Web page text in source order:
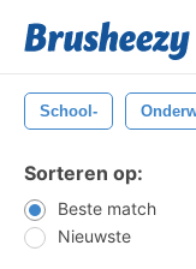
School-
Sorteren op:
Beste match
Nieuwste